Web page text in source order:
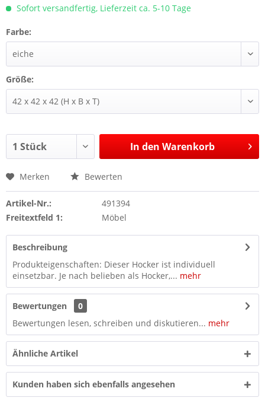
Sofort versandfertig, Lieferzeit ca. 5-10 Tage
Farbe:
Größe:
In den Warenkorb
Merken Bewerten
Artikel-Nr.:
491394
Freitextfeld 1:
Möbel
Beschreibung
Produkteigenschaften: Dieser Hocker ist individuell
einsetzbar. Je nach belieben als Hocker,... mehr
Bewertungen
0
Bewertungen lesen, schreiben und diskutieren... mehr
Ähnliche Artikel
Kunden haben sich ebenfalls angesehen